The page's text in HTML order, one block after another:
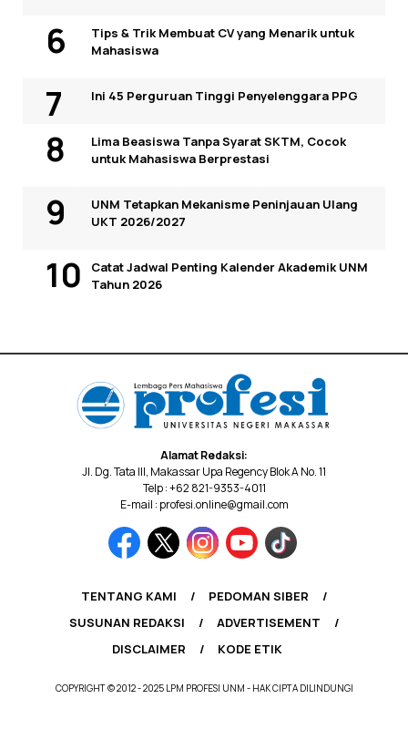
Tips & Trik Membuat CV yang Menarik untuk
Mahasiswa
Ini 45 Perguruan Tinggi Penyelenggara PPG
Lima Beasiswa Tanpa Syarat SKTM, Cocok
untuk Mahasiswa Berprestasi
UNM Tetapkan Mekanisme Peninjauan Ulang
UKT 2026/2027
Catat Jadwal Penting Kalender Akademik UNM
Tahun 2026
Alamat Redaksi:
Jl. Dg. Tata III, Makassar Upa Regency Blok A No. 11
Telp : +62 821-9353-4011
E-mail : profesi.online@gmail.com
TENTANG KAMI
PEDOMAN SIBER
SUSUNAN REDAKSI
ADVERTISEMENT
DISCLAIMER
KODE ETIK
COPYRIGHT © 2012 - 2025 LPM PROFESI UNM - HAK CIPTA DILINDUNGI